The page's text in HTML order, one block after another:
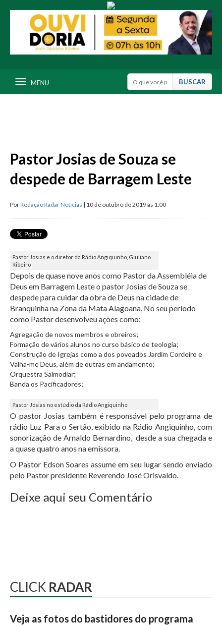
MENU
Pastor Josias de Souza se
despede de Barragem Leste
PorRedação Radar Notícias | 10 de outubro de 2019 às 1:00
Pastor Josias e o diretor da Rádio Angiquinho, Giuliano
Ribeiro
Depois de quase nove anos como Pastor da Assembléia de
Deus em Barragem Leste o pastor Josias de Souza se
despede para cuidar da obra de Deus na cidade de
Branquinha na Zona da Mata Alagoana. No seu período
como Pastor desenvolveu ações como:
Agregação de novos membros e obreiros;
Formação de vários alunos no curso básico de teologia;
Construção de Igrejas como a dos povoados Jardim Cordeiro e
Valha-me Deus, além de outras em andamento;
Orquestra Salmodiar;
Banda os Pacificadores;
Pastor Josias no estúdio da Rádio Angiquinho
O pastor Josias também é responsável pelo programa de
rádio Luz Para o Sertão, exibido na Rádio Angiquinho, com
sonorização de Arnaldo Bernardino, desde a sua chegada e
a quase quatro anos na emissora.
O Pastor Edson Soares assume em seu lugar sendo enviado
pelo Pastor presidente Reverendo José Orisvaldo.
Deixe aqui seu Comentário
CLICK RADAR
Veja as fotos do bastidores do programa